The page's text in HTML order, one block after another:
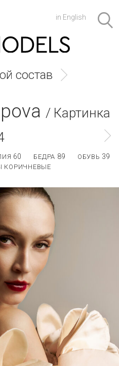
in English
состав
/ Картинка
60 БЕДРА 89 ОБУВЬ 39
КОРИЧНЕВЫЕ